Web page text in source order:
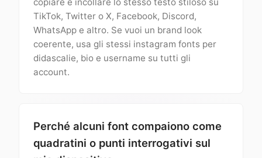
TikTok, Twitter o X, Facebook, Discord,
WhatsApp e altro. Se vuoi un brand look
coerente, usa gli stessi instagram fonts per
didascalie, bio e username su tutti gli
account.
Perché alcuni font compaiono come
quadratini o punti interrogativi sul